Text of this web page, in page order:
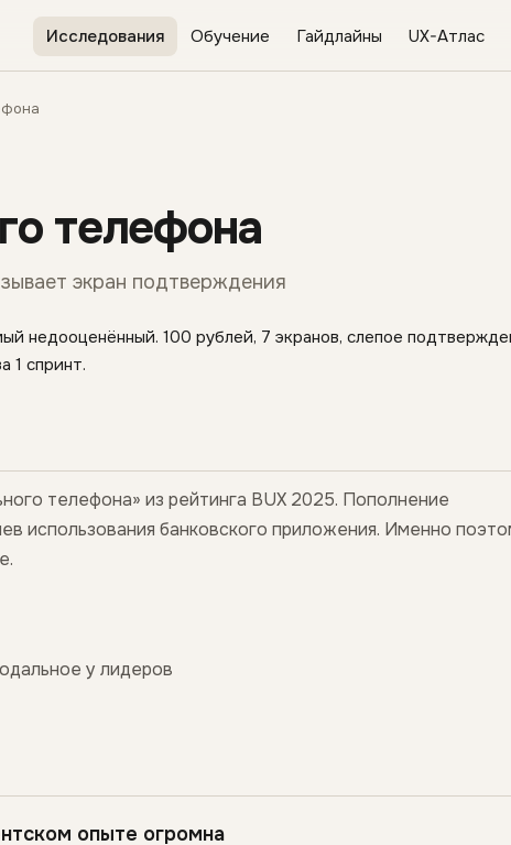
Исследования Обучение Гайдлайны UX-Атлас
телефона
экран подтверждения
недооценённый. 100 рублей, 7 экранов, слепое
1 спринт.
телефона» из рейтинга BUX 2025. Пополнение
использования банковского приложения. Именно
у лидеров
опыте огромна